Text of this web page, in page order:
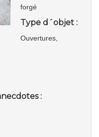
forgé
Type d´objet :
Ouvertures,
: